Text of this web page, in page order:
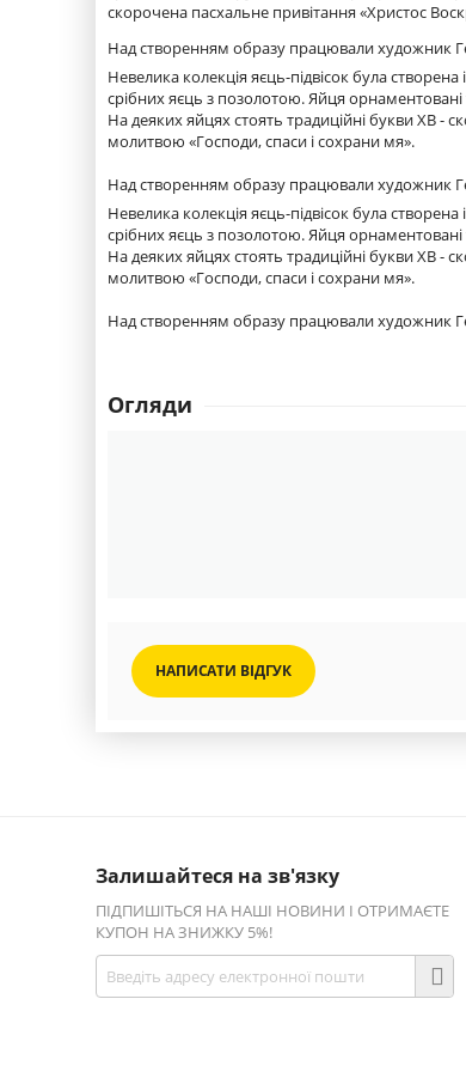
скорочена пасхальне привітання «Христос
Над створенням образу працювали художник
Невелика колекція яєць-підвісок була
срібних яєць з позолотою. Яйця
На деяких яйцях стоять традиційні букви ХВ -
молитвою «Господи, спаси і сохрани мя».
Над створенням образу працювали художник
Невелика колекція яєць-підвісок була
срібних яєць з позолотою. Яйця
На деяких яйцях стоять традиційні букви ХВ -
молитвою «Господи, спаси і сохрани мя».
Над створенням образу працювали художник
Огляди
НАПИСАТИ ВІДГУК
Залишайтеся на зв'язку
ПІДПИШІТЬСЯ НА НАШІ НОВИНИ І ОТРИМАЄТЕ
КУПОН НА ЗНИЖКУ 5%!